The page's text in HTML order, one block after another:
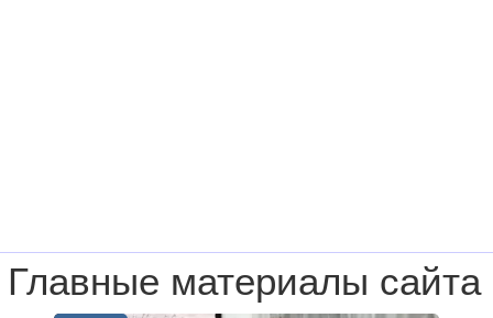
Главные материалы сайта